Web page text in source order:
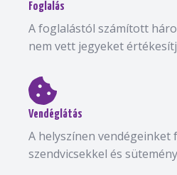
Foglalás
A foglalástól számított
nem vett jegyeket
Vendéglátás
A helyszínen vendégeinket
szendvicsekkel és